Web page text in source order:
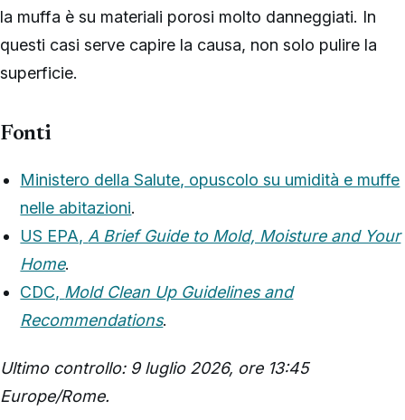
la muffa è su materiali porosi molto danneggiati. In
questi casi serve capire la causa, non solo pulire la
superficie.
Fonti
Ministero della Salute, opuscolo su umidità e muffe
nelle abitazioni.
US EPA,A Brief Guide to Mold, Moisture and Your
Home.
CDC, Mold Clean Up Guidelines and
Recommendations.
Ultimo controllo: 9 luglio 2026, ore 13:45
Europe/Rome.